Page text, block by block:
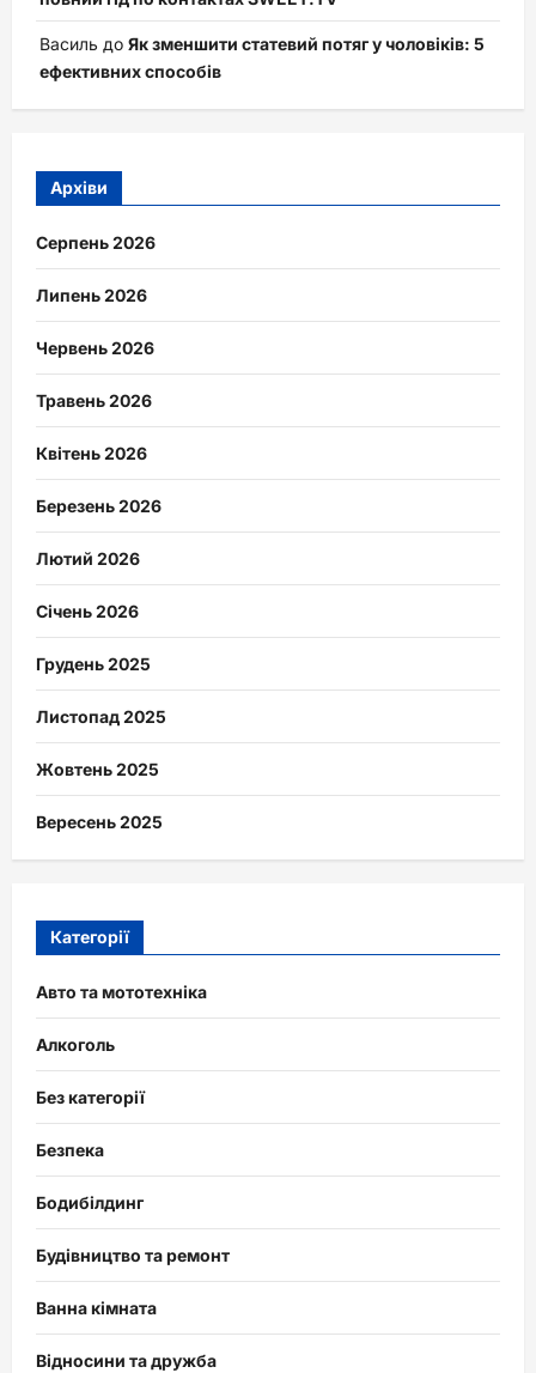
Василь до Як зменшити статевий потяг у чоловіків: 5
ефективних способів
Архіви
Серпень 2026
Липень 2026
Червень 2026
Травень 2026
Квітень 2026
Березень 2026
Лютий 2026
Січень 2026
Грудень 2025
Листопад 2025
Жовтень 2025
Вересень 2025
Категорії
Авто та мототехніка
Алкоголь
Без категорії
Безпека
Бодибілдинг
Будівництво та ремонт
Ванна кімната
Відносини та дружба